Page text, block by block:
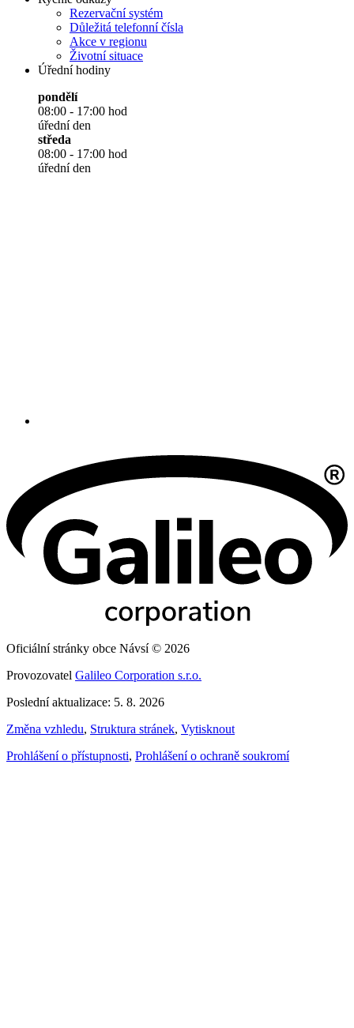
Rezervační systém
Důležitá telefonní čísla
Akce v regionu
Životní situace
Úřední hodiny
pondělí
08:00 - 17:00 hod
úřední den
středa
08:00 - 17:00 hod
úřední den
Oficiální stránky obce Návsí © 2026
Provozovatel Galileo Corporation s.r.o.
Poslední aktualizace: 5. 8. 2026
Změna vzhledu, Struktura stránek, Vytisknout
Prohlášení o přístupnosti, Prohlášení o ochraně soukromí